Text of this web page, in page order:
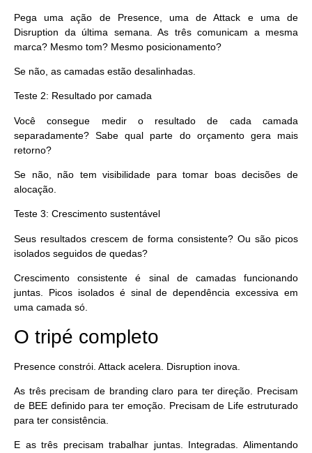
Pega uma ação de Presence, uma de Attack e uma de
Disruption da última semana. As três comunicam a mesma
marca? Mesmo tom? Mesmo posicionamento?
Se não, as camadas estão desalinhadas.
Teste 2: Resultado por camada
Você consegue medir o resultado de cada camada
separadamente? Sabe qual parte do orçamento gera mais
retorno?
Se não, não tem visibilidade para tomar boas decisões de
alocação.
Teste 3: Crescimento sustentável
Seus resultados crescem de forma consistente? Ou são picos
isolados seguidos de quedas?
Crescimento consistente é sinal de camadas funcionando
juntas. Picos isolados é sinal de dependência excessiva em
uma camada só.
O tripé completo
Presence constrói. Attack acelera. Disruption inova.
As três precisam de branding claro para ter direção. Precisam
de BEE definido para ter emoção. Precisam de Life estruturado
para ter consistência.
E as três precisam trabalhar juntas. Integradas. Alimentando